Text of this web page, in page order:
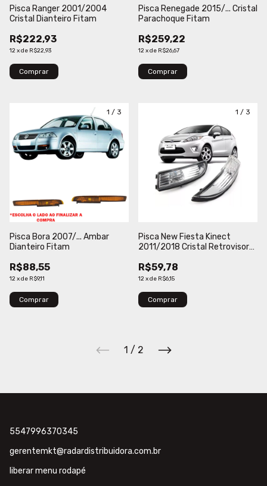
Pisca Ranger 2001/2004
Cristal Dianteiro Fitam
R$222,93
12xde R$22,93
Comprar
Pisca Renegade 2015/... Cristal
Parachoque Fitam
R$259,22
12xde R$26,67
Comprar
1 / 3
Pisca Bora 2007/... Ambar
Dianteiro Fitam
R$88,55
12xde R$9,11
Comprar
1 / 3
Pisca New Fiesta Kinect
2011/2018 Cristal Retrovisor
R$59,78
12xde R$6,15
Comprar
1 / 2
5547996370345
gerentemkt@radardistribuidora.com.br
liberar menu rodapé